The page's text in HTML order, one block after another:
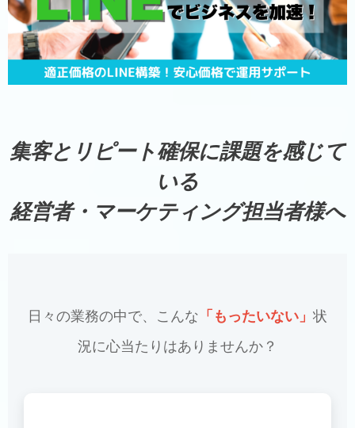
集客とリピート確保に課題を感じて
いる
経営者・マーケティング担当者様へ
日々の業務の中で、こんな 「もったいない」 状
況に心当たりはありませんか？